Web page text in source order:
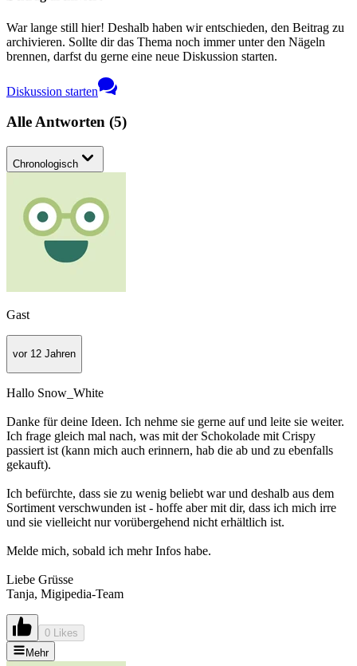
War lange still hier! Deshalb haben wir entschieden, den Beitrag zu
archivieren. Sollte dir das Thema noch immer unter den Nägeln
brennen, darfst du gerne eine neue Diskussion starten.
Diskussion starten
Alle Antworten (5)
Chronologisch
Gast
vor 12 Jahren
Hallo Snow_White
Danke für deine Ideen. Ich nehme sie gerne auf und leite sie weiter.
Ich frage gleich mal nach, was mit der Schokolade mit Crispy
passiert ist (kann mich auch erinnern, hab die ab und zu ebenfalls
gekauft).
Ich befürchte, dass sie zu wenig beliebt war und deshalb aus dem
Sortiment verschwunden ist - hoffe aber mit dir, dass ich mich irre
und sie vielleicht nur vorübergehend nicht erhältlich ist.
Melde mich, sobald ich mehr Infos habe.
Liebe Grüsse
Tanja, Migipedia-Team
0 Likes
Mehr